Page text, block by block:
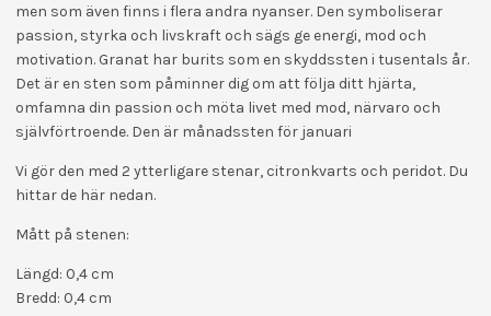
men som även finns i flera andra nyanser. Den symboliserar
passion, styrka och livskraft och sägs ge energi, mod och
motivation. Granat har burits som en skyddssten i tusentals år.
Det är en sten som påminner dig om att följa ditt hjärta,
omfamna din passion och möta livet med mod, närvaro och
självförtroende. Den är månadssten för januari
Vi gör den med 2 ytterligare stenar, citronkvarts och peridot. Du
hittar de här nedan.
Mått på stenen:
Längd: 0,4 cm
Bredd: 0,4 cm